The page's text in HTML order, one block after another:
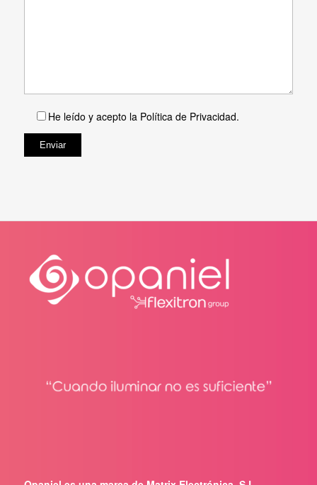
He leído y acepto la Política de Privacidad.